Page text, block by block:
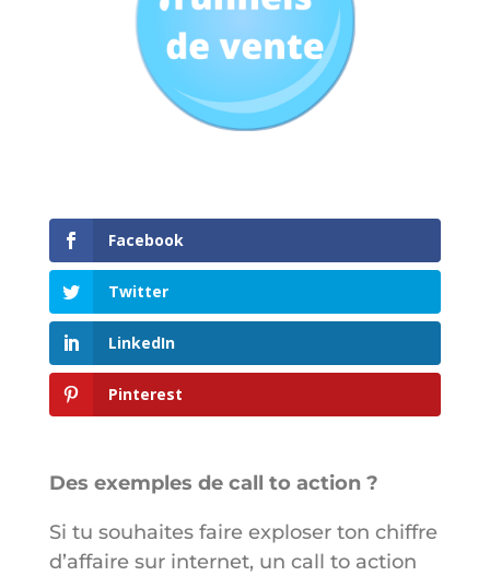
Facebook
Twitter
LinkedIn
Pinterest
Des exemples de call to action ?
Si tu souhaites faire exploser ton chiffre
d’affaire sur internet, un call to action